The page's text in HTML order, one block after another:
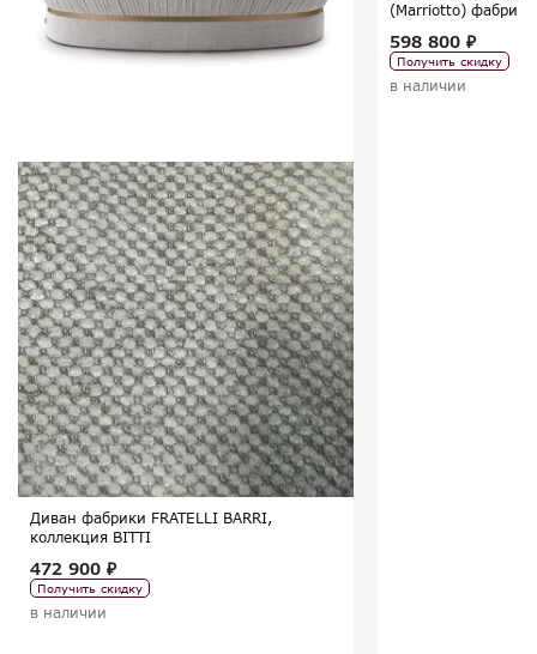
Диван фабрики FRATELLI BARRI,
коллекция BITTI
472 900 ₽
Получить скидку
в наличии
(Marriotto) фабрики
598 800 ₽
Получить скидку
в наличии